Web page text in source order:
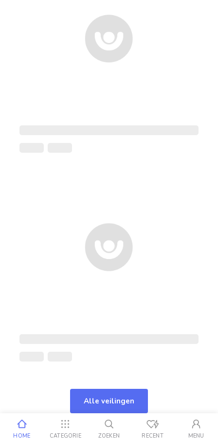
Alle veilingen
HOME CATEGORIE ZOEKEN RECENT MENU